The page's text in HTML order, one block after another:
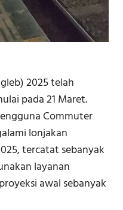
2025 telah
pada 21 Maret.
Commuter
lonjakan
tercatat sebanyak
layanan
awal sebanyak